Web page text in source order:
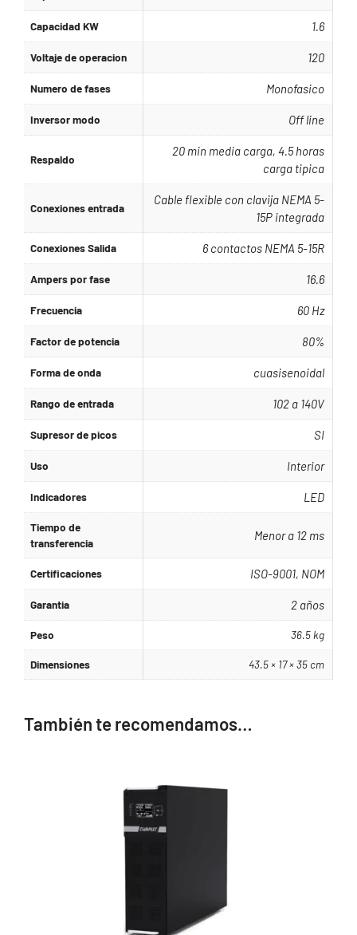
Capacidad KW 1.6
Voltaje de operacion 120
Numero de fases Monofasico
Inversor modo Off line
Respaldo
20 min media carga, 4.5 horas
carga tipica
Conexiones entrada
Cable flexible con clavija NEMA 5-
15P integrada
Conexiones Salida 6 contactos NEMA 5-15R
Ampers por fase 16.6
Frecuencia 60 Hz
Factor de potencia 80%
Forma de onda cuasisenoidal
Rango de entrada 102 a 140V
Supresor de picos SI
Uso Interior
Indicadores LED
Tiempo de
transferencia
Menor a 12 ms
Certificaciones ISO-9001, NOM
Garantia 2 años
Peso 36.5 kg
Dimensiones 43.5 × 17 × 35 cm
También te recomendamos…